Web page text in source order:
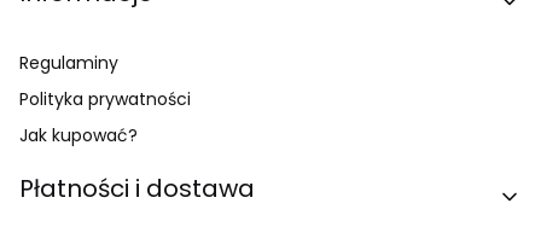
Regulaminy
Polityka prywatności
Jak kupować?
Płatności i dostawa